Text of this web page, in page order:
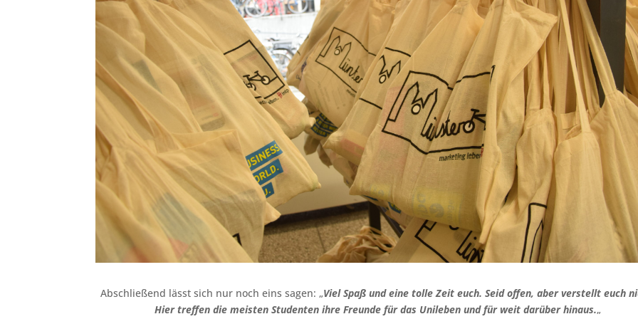
Abschließend lässt sich nur noch eins sagen: „Viel Spaß und eine tolle Zeit euch. Seid offen, aber verstellt euch
Hier treffen die meisten Studenten ihre Freunde für das Unileben und für weit darüber hinaus.„